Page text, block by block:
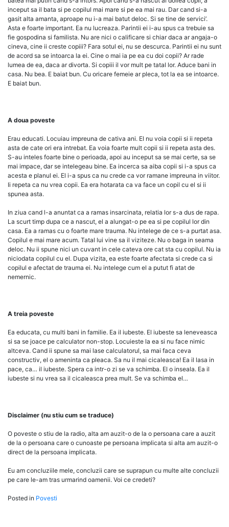
inceput sa il bata si pe copilul mai mare si pe ea mai rau. Dar cand si-a
gasit alta amanta, aproape nu i-a mai batut deloc. Si se tine de servici’.
Asta e foarte important. Ea nu lucreaza. Parintii ei i-au spus ca trebuie sa
fie gospodina si familista. Nu are nici o calificare si chiar daca ar angaja-o
cineva, cine ii creste copiii? Fara sotul ei, nu se descurca. Parintii ei nu sunt
de acord sa se intoarca la ei. Cine o mai ia pe ea cu doi copii? Ar rade
lumea de ea, daca ar divorta. Si copiii il vor mult pe tatal lor. Aduce bani in
casa. Nu bea. E baiat bun. Cu oricare femeie ar pleca, tot la ea se intoarce.
E baiat bun.
A doua poveste
Erau educati. Locuiau impreuna de cativa ani. El nu voia copii si ii repeta
asta de cate ori era intrebat. Ea voia foarte mult copii si ii repeta asta des.
S-au inteles foarte bine o perioada, apoi au inceput sa se mai certe, sa se
mai impace, dar se intelegeau bine. Ea incerca sa aiba copii si i-a spus ca
acesta e planul ei. El i-a spus ca nu crede ca vor ramane impreuna in viitor.
Ii repeta ca nu vrea copii. Ea era hotarata ca va face un copil cu el si ii
spunea asta.
In ziua cand l-a anuntat ca a ramas insarcinata, relatia lor s-a dus de rapa.
La scurt timp dupa ce a nascut, el a alungat-o pe ea si pe copilul lor din
casa. Ea a ramas cu o foarte mare trauma. Nu intelege de ce s-a purtat asa.
Copilul e mai mare acum. Tatal lui vine sa il viziteze. Nu o baga in seama
deloc. Nu ii spune nici un cuvant in cele cateva ore cat sta cu copilul. Nu ia
niciodata copilul cu el. Dupa vizita, ea este foarte afectata si crede ca si
copilul e afectat de trauma ei. Nu intelege cum el a putut fi atat de
nemernic.
A treia poveste
Ea educata, cu multi bani in familie. Ea il iubeste. El iubeste sa leneveasca
si sa se joace pe calculator non-stop. Locuieste la ea si nu face nimic
altceva. Cand ii spune sa mai lase calculatorul, sa mai faca ceva
constructiv, el o ameninta ca pleaca. Sa nu il mai cicaleasca! Ea il lasa in
pace, ca… il iubeste. Spera ca intr-o zi se va schimba. El o inseala. Ea il
iubeste si nu vrea sa il cicaleasca prea mult. Se va schimba el…
Disclaimer (nu stiu cum se traduce)
O poveste o stiu de la radio, alta am auzit-o de la o persoana care a auzit
de la o persoana care o cunoaste pe persoana implicata si alta am auzit-o
direct de la persoana implicata.
Eu am concluziile mele, concluzii care se suprapun cu multe alte concluzii
pe care le-am tras urmarind oamenii. Voi ce credeti?
Posted in Povesti